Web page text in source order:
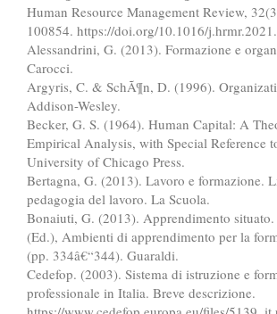
Human Resource Management Review,
100854. https://doi.org/10.1016/
Alessandrini, G. (2013). Formazione e
Carocci.
Argyris, C. & SchÃ¶n, D. (1996).
Addison-Wesley.
Becker, G. S. (1964). Human Capital: A
Empirical Analysis, with Special Reference
University of Chicago Press.
Bertagna, G. (2013). Lavoro e formazione.
pedagogia del lavoro. La Scuola.
Bonaiuti, G. (2013). Apprendimento
(Ed.), Ambienti di apprendimento per la
(pp. 334â€“344). Guaraldi.
Cedefop. (2003). Sistema di istruzione e
professionale in Italia. Breve descrizione.